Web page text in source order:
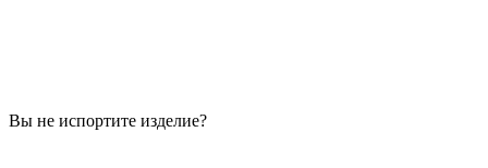
Вы не испортите изделие?